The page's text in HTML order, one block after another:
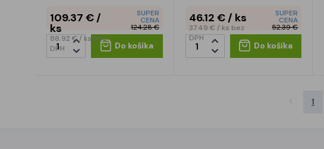
109.37 €/
ks
88.92 €/ ks bez
DPH
SUPER
CENA
124.28 €
Do košíka
46.12 €/ ks
37.49 € / ks bez
DPH
SUPER
CENA
52.39 €
Do košíka
1